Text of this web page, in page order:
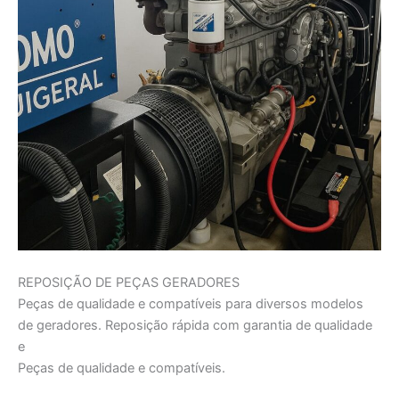
REPOSIÇÃO DE PEÇAS GERADORES
Peças de qualidade e compatíveis para diversos modelos
de geradores. Reposição rápida com garantia de qualidade
e
Peças de qualidade e compatíveis.